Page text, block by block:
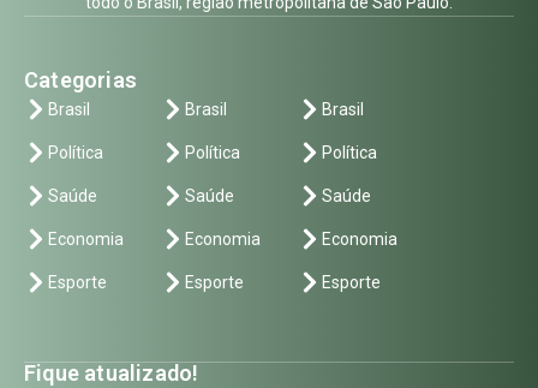
Categorias
Brasil
Política
Saúde
Economia
Esporte
Brasil
Política
Saúde
Economia
Esporte
Brasil
Política
Saúde
Economia
Esporte
Fique atualizado!